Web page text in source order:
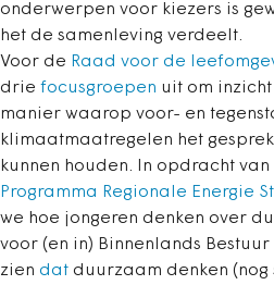
onderwerpen voor kiezers is
het de samenleving verdeelt.
Voor de Raad voor de
drie focusgroepen uit om
manier waarop voor- en
klimaatmaatregelen het
kunnen houden. In opdracht van
Programma Regionale Energie
we hoe jongeren denken over
voor (en in) Binnenlands
zien dat duurzaam denken (nog